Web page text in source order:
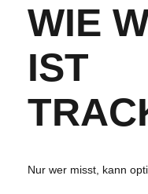
WIE
IST
Nur wer misst, kann